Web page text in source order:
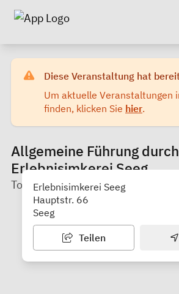
Diese Veranstaltung hat
Um aktuelle Veranstaltungen
finden, klicken Sie hier.
Allgemeine Führung
Erlebnisimkerei Seeg
Tourist-Information Seeg
Erlebnisimkerei Seeg
Hauptstr. 66
Seeg
Teilen